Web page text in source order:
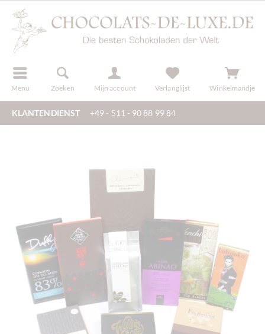
Menu Zoeken Mijn account
registreren Verlanglijst Winkelmandje
KLANTENDIENST +49 - 511 - 90 88 99 84